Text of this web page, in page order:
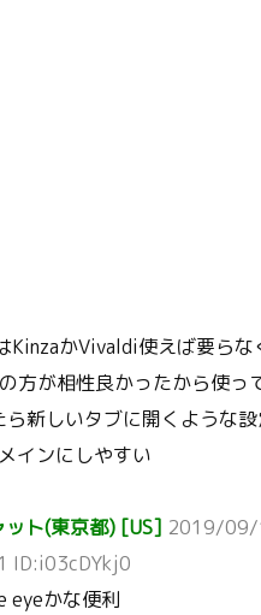
KinzaかVivaldi使えば要らな
方が相性良かったから使っ
ら新しいタブに開くような
インにしやすい
ット(東京都) [US] 2019/09/
ID:i03cDYkj0
かな便利